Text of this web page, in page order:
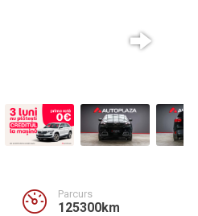
Parcurs
125300km